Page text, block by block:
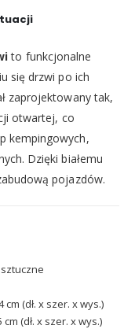
to funkcjonalne
się drzwi po ich
zaprojektowany tak,
otwartej, co
kempingowych,
Dzięki białemu
pojazdów.
cm (dł. x szer. x wys.)
cm (dł. x szer. x wys.)